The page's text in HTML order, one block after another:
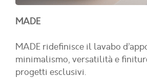
MADE
MADE ridefinisce il lavabo
minimalismo, versatilità e
progetti esclusivi.